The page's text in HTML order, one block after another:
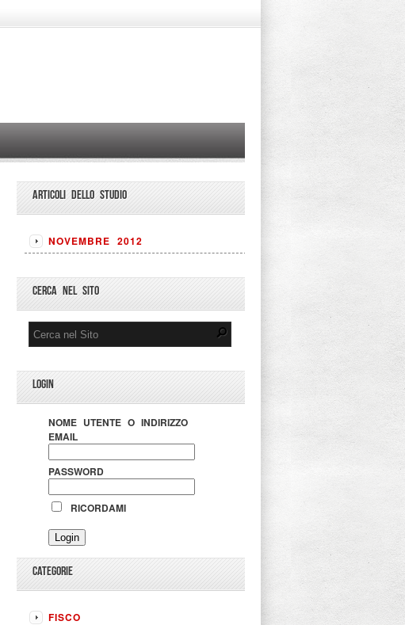
ARTICOLI DELLO STUDIO
NOVEMBRE 2012
CERCA NEL SITO
LOGIN
NOME UTENTE O INDIRIZZO
EMAIL
PASSWORD
RICORDAMI
CATEGORIE
FISCO